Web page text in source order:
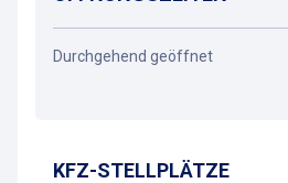
Durchgehend geöffnet
KFZ-STELLPLÄTZE